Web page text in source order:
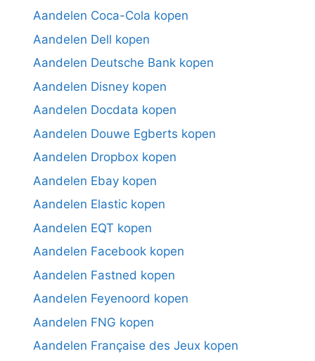
Aandelen Coca-Cola kopen
Aandelen Dell kopen
Aandelen Deutsche Bank kopen
Aandelen Disney kopen
Aandelen Docdata kopen
Aandelen Douwe Egberts kopen
Aandelen Dropbox kopen
Aandelen Ebay kopen
Aandelen Elastic kopen
Aandelen EQT kopen
Aandelen Facebook kopen
Aandelen Fastned kopen
Aandelen Feyenoord kopen
Aandelen FNG kopen
Aandelen Française des Jeux kopen